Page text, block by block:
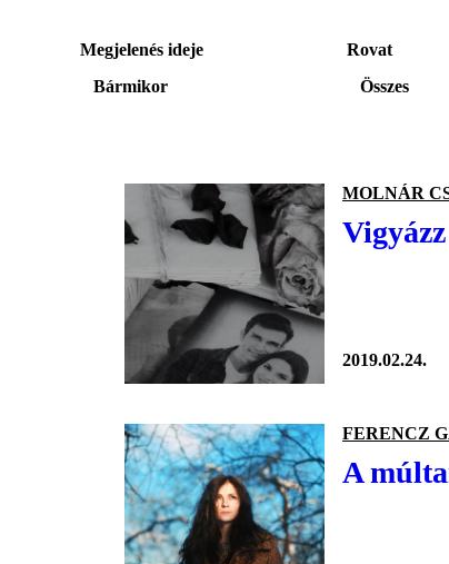
Megjelenés ideje
Bármikor
Rovat
Összes
MOLNÁR
2019.02.24.
FERENCZ
A